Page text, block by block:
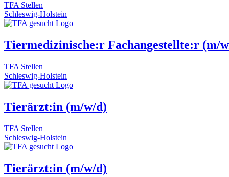
TFA Stellen
Schleswig-Holstein
Tiermedizinische:r Fachangestellte:r (m/
TFA Stellen
Schleswig-Holstein
Tierärzt:in (m/w/d)
TFA Stellen
Schleswig-Holstein
Tierärzt:in (m/w/d)